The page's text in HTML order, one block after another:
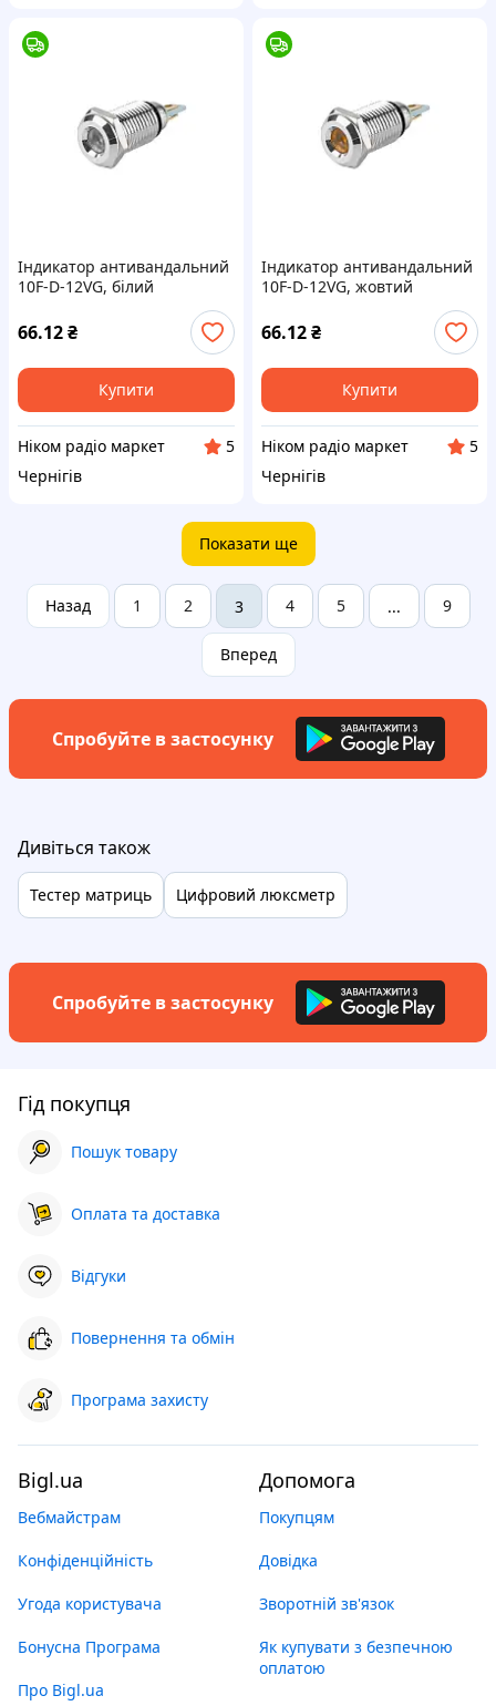
Індикатор антивандальний
10F-D-12VG, білий
66.12₴
Купити
Ніком радіо маркет
5
Чернігів
Індикатор антивандальний
10F-D-12VG, жовтий
66.12₴
Купити
Ніком радіо маркет
5
Чернігів
Показати ще
Назад 1 2 3 4 5 ... 9
Вперед
Спробуйте в застосунку
Дивіться також
Тестер матриць Цифровий люксметр
Спробуйте в застосунку
Гід покупця
Пошук товару
Оплата та доставка
Відгуки
Повернення та обмін
Програма захисту
Bigl.ua
Вебмайстрам
Конфіденційність
Угода користувача
Бонусна Програма
Про Bigl.ua
Допомога
Покупцям
Довідка
Зворотній зв'язок
Як купувати з безпечною
оплатою